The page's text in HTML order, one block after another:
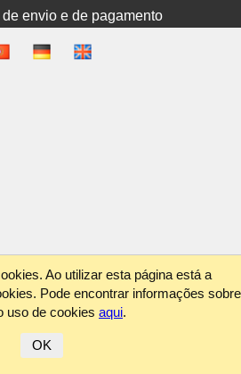
de envio e de pagamento
Ao utilizar esta página está a
Pode encontrar informações sobre
uso de cookies aqui.
OK